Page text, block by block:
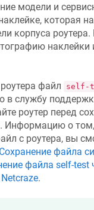
модели и
которая
корпуса роутера.
наклейки
файл self-
в службу
роутер перед
Информацию о
с роутера, вы
Сохранение файла
файла self-test
Netcraze.